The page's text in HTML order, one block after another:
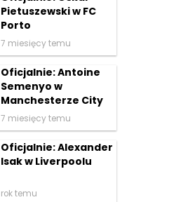
Pietuszewski w FC
Porto
7 miesięcy temu
Oficjalnie: Antoine
Semenyo w
Manchesterze City
7 miesięcy temu
Oficjalnie: Alexander
Isak w Liverpoolu
rok temu